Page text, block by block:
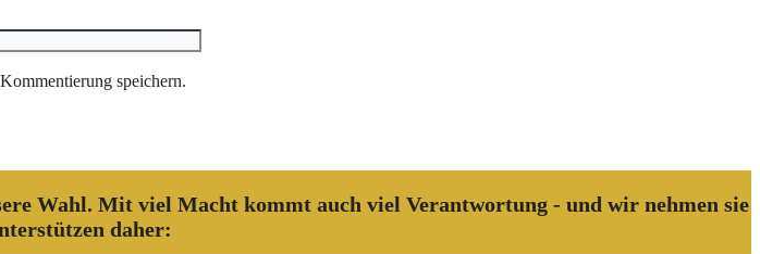
speichern.
Wahl. Mit viel Macht kommt auch viel Verantwortung - und wir nehmen sie
daher: